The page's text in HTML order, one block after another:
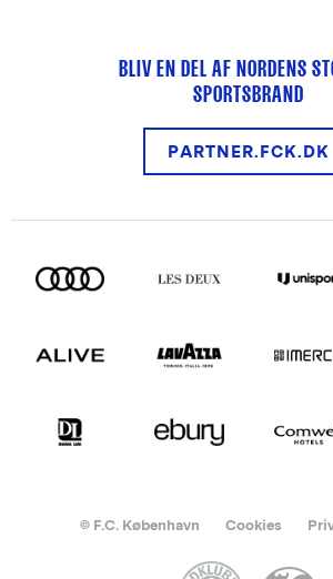
BLIV EN DEL AF NORDENS
SPORTSBRAND
PARTNER.FCK.DK
© F.C. København Cookies